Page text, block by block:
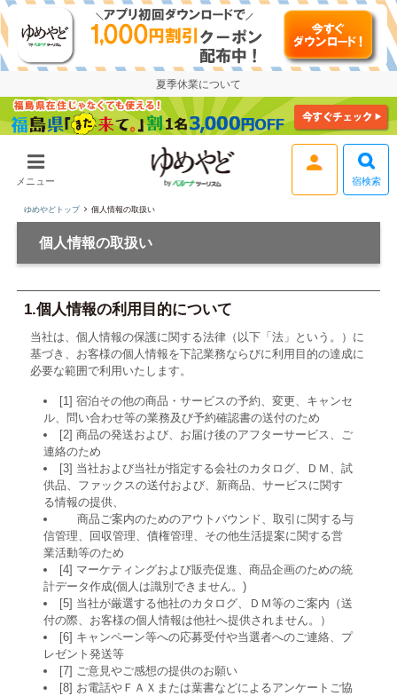
夏季休業について
メニュー 宿検索
ゆめやどトップ 個人情報の取扱い
個人情報の取扱い
1.個人情報の利用目的について
当社は、個人情報の保護に関する法律（以下「法」という。）に
基づき、お客様の個人情報を下記業務ならびに利用目的の達成に
必要な範囲で利用いたします。
[1] 宿泊その他の商品・サービスの予約、変更、キャンセ
ル、問い合わせ等の業務及び予約確認書の送付のため
[2] 商品の発送および、お届け後のアフターサービス、ご
連絡のため
[3] 当社および当社が指定する会社のカタログ、ＤＭ、試
供品、ファックスの送付および、新商品、サービスに関す
る情報の提供、
商品ご案内のためのアウトバウンド、取引に関する与
信管理、回収管理、債権管理、その他生活提案に関する営
業活動等のため
[4] マーケティングおよび販売促進、商品企画のための統
計データ作成(個人は識別できません。)
[5] 当社が厳選する他社のカタログ、ＤＭ等のご案内（送
付の際、お客様の個人情報は他社へ提供されません。）
[6] キャンペーン等への応募受付や当選者へのご連絡、プ
レゼント発送等
[7] ご意見やご感想の提供のお願い
[8] お電話やＦＡＸまたは葉書などによるアンケートご協